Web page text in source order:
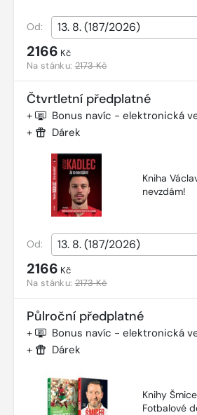
Od:
2166 Kč
Na stánku:2173 Kč
Čtvrtletní předplatné
+ Bonus navíc - elektronická
+ Dárek
Kniha
nevzdám!
Od:
2166 Kč
Na stánku:2173 Kč
Půlroční předplatné
+ Bonus navíc - elektronická
+ Dárek
Knihy
Fotbalové